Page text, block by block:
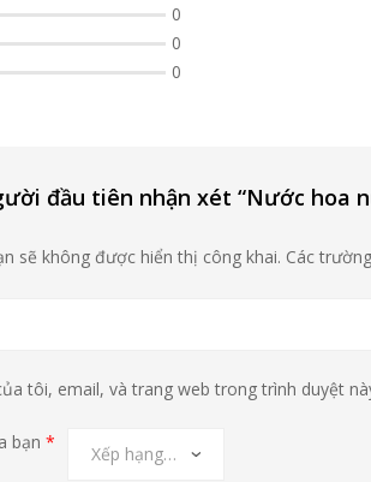
0
0
0
đầu tiên nhận xét “Nước hoa
sẽ không được hiển thị công khai. Các
tôi, email, và trang web trong trình duyệt
bạn *